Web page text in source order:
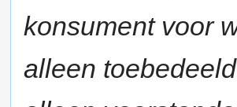
konsument voor
alleen